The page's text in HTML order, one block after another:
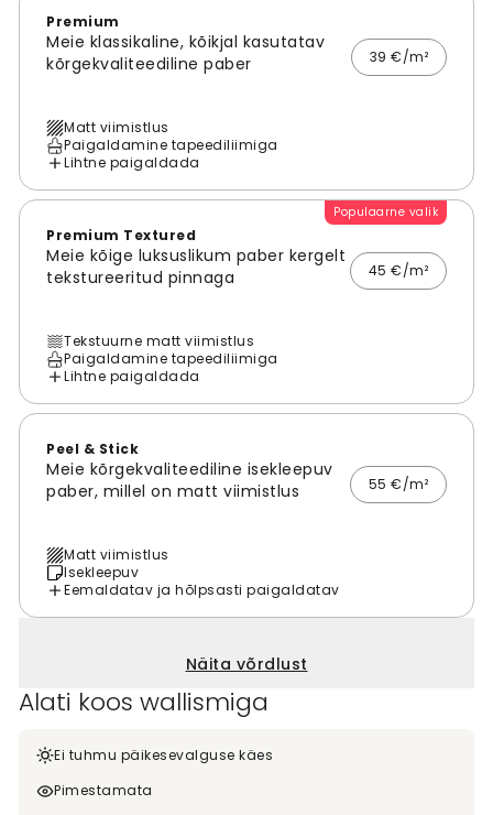
Premium
Meie klassikaline, kõikjal kasutatav
kõrgekvaliteediline paber
39 €/m²
Matt viimistlus
Paigaldamine tapeediliimiga
Lihtne paigaldada
Populaarne valik
Premium Textured
Meie kõige luksuslikum paber kergelt
tekstureeritud pinnaga
45 €/m²
Tekstuurne matt viimistlus
Paigaldamine tapeediliimiga
Lihtne paigaldada
Peel & Stick
Meie kõrgekvaliteediline isekleepuv
paber, millel on matt viimistlus
55 €/m²
Matt viimistlus
Isekleepuv
Eemaldatav ja hõlpsasti paigaldatav
Näita võrdlust
Alati koos wallismiga
Ei tuhmu päikesevalguse käes
Pimestamata